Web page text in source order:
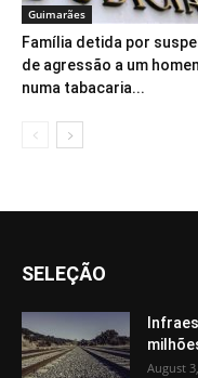
Guimarães
Família detida por
de agressão a um
numa tabacaria...
SELEÇÃO
August